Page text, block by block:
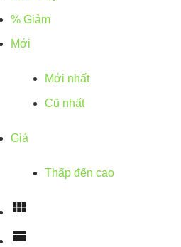
% Giảm
Mới
Mới nhất
Cũ nhất
Giá
Thấp đến cao